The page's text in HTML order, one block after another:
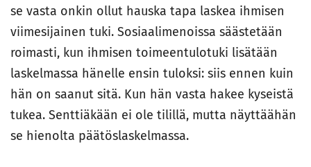
se vasta onkin ollut hauska tapa laskea ihmisen
viimesijainen tuki. Sosiaalimenoissa säästetään
roimasti, kun ihmisen toimeentulotuki lisätään
laskelmassa hänelle ensin tuloksi: siis ennen kuin
hän on saanut sitä. Kun hän vasta hakee kyseistä
tukea. Senttiäkään ei ole tilillä, mutta näyttäähän
se hienolta päätöslaskelmassa.